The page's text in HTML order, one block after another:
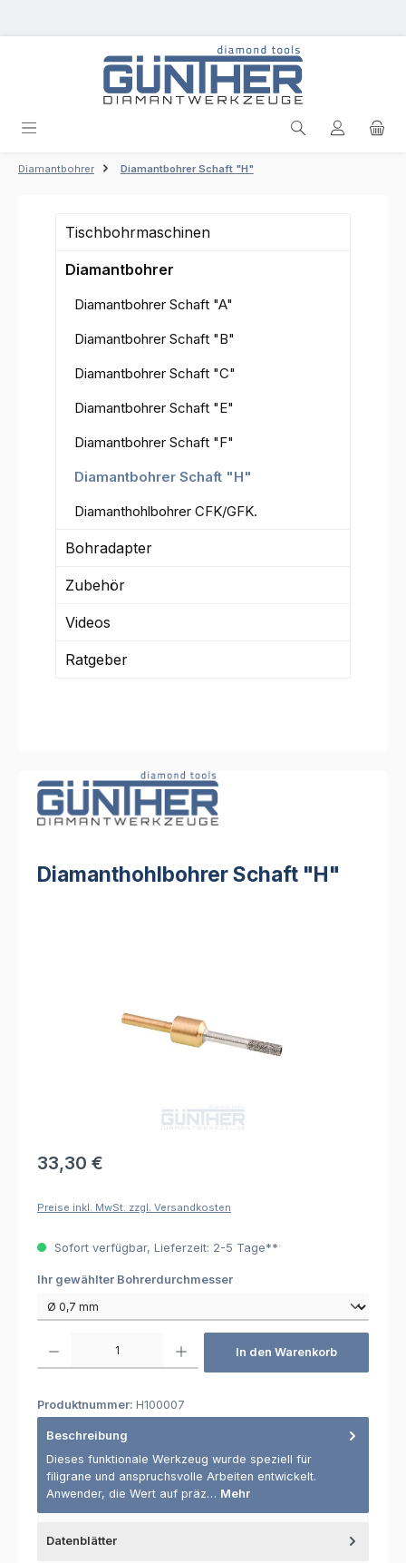
Diamantbohrer Diamantbohrer Schaft "H"
Tischbohrmaschinen
Diamantbohrer
Diamantbohrer Schaft "A"
Diamantbohrer Schaft "B"
Diamantbohrer Schaft "C"
Diamantbohrer Schaft "E"
Diamantbohrer Schaft "F"
Diamantbohrer Schaft "H"
Diamanthohlbohrer CFK/GFK.
Bohradapter
Zubehör
Videos
Ratgeber
Diamanthohlbohrer Schaft "H"
Regulärer Preis:
33,30 €
Preise inkl. MwSt. zzgl. Versandkosten
Sofort verfügbar, Lieferzeit: 2-5 Tage**
Ihr gewählter Bohrerdurchmesserauswählen
In den Warenkorb
Produktnummer: H100007
Beschreibung
Dieses funktionale Werkzeug wurde speziell für
filigrane und anspruchsvolle Arbeiten entwickelt.
Anwender, die Wert auf präz… Mehr
Datenblätter